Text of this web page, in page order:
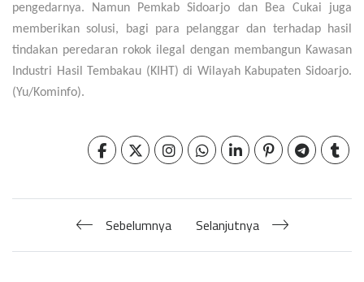
pengedarnya. Namun Pemkab Sidoarjo dan Bea Cukai juga
memberikan solusi, bagi para pelanggar dan terhadap hasil
tindakan peredaran rokok ilegal dengan membangun Kawasan
Industri Hasil Tembakau (KIHT) di Wilayah Kabupaten Sidoarjo.
(Yu/Kominfo).
Sebelumnya Selanjutnya